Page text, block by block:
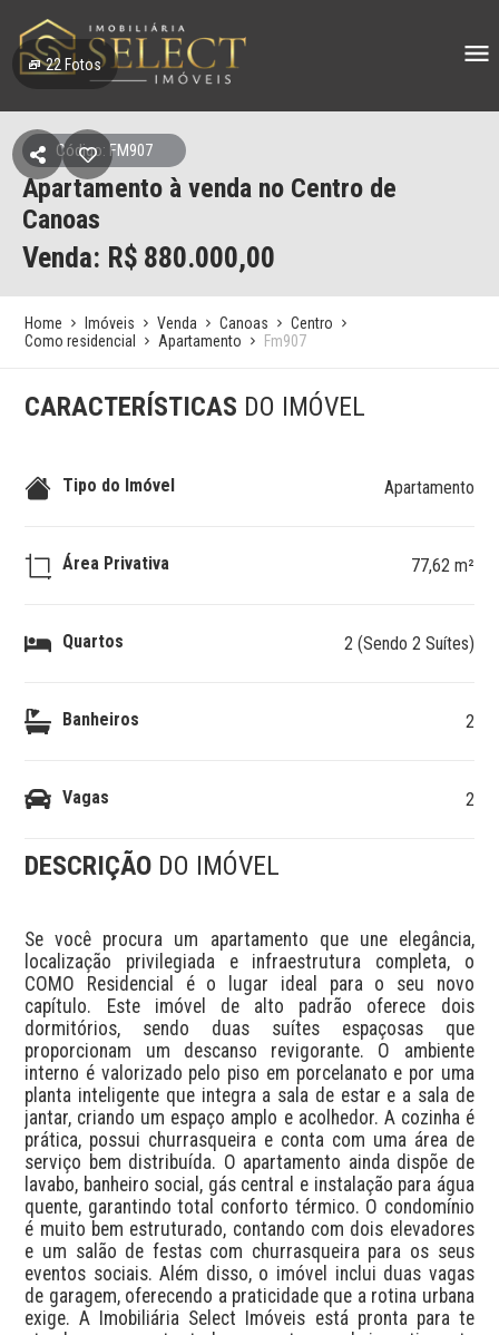
22 Fotos
Código: FM907
Apartamento à venda no Centro de
Canoas
Venda: R$ 880.000,00
Home Imóveis Venda Canoas
Centro
Como residencial
Apartamento Fm907
CARACTERÍSTICAS DO IMÓVEL
Tipo do Imóvel Apartamento
Área Privativa 77,62 m²
Quartos 2 (Sendo 2 Suítes)
Banheiros 2
Vagas 2
DESCRIÇÃO DO IMÓVEL
Se você procura um apartamento que une elegância,
localização privilegiada e infraestrutura completa, o
COMO Residencial é o lugar ideal para o seu novo
capítulo. Este imóvel de alto padrão oferece dois
dormitórios, sendo duas suítes espaçosas que
proporcionam um descanso revigorante. O ambiente
interno é valorizado pelo piso em porcelanato e por uma
planta inteligente que integra a sala de estar e a sala de
jantar, criando um espaço amplo e acolhedor. A cozinha é
prática, possui churrasqueira e conta com uma área de
serviço bem distribuída. O apartamento ainda dispõe de
lavabo, banheiro social, gás central e instalação para água
quente, garantindo total conforto térmico. O condomínio
é muito bem estruturado, contando com dois elevadores
e um salão de festas com churrasqueira para os seus
eventos sociais. Além disso, o imóvel inclui duas vagas
de garagem, oferecendo a praticidade que a rotina urbana
exige. A Imobiliária Select Imóveis está pronta para te